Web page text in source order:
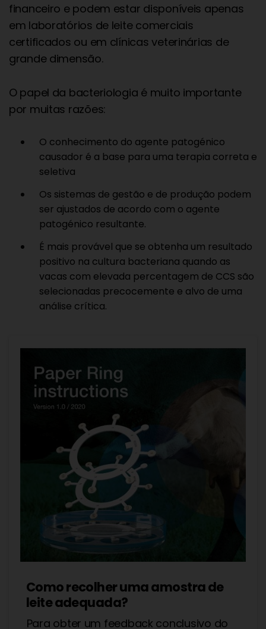
financeiro e podem estar disponíveis apenas
em laboratórios de leite comerciais
certificados ou em clínicas veterinárias de
grande dimensão.
O papel da bacteriologia é muito importante
por muitas razões:
O conhecimento do agente patogénico
causador é a base para uma terapia correta e
seletiva
Os sistemas de gestão e de produção podem
ser ajustados de acordo com o agente
patogénico resultante.
É mais provável que se obtenha um resultado
positivo na cultura bacteriana quando as
vacas com elevada percentagem de CCS são
selecionadas precocemente e alvo de uma
análise crítica.
Como recolher uma amostra de
leite adequada?
Para obter um feedback conclusivo do